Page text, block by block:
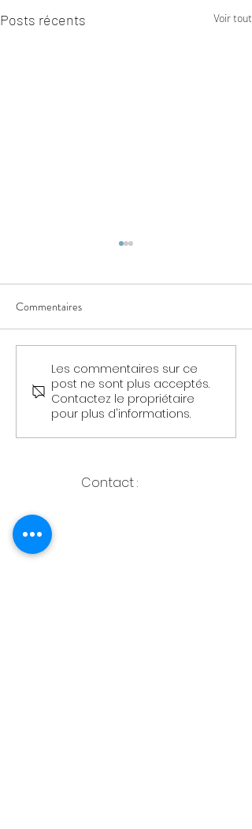
Posts récents Voir tout
Génération Millennials
(1990+)
Commentaires
Les commentaires sur ce
post ne sont plus acceptés.
Contactez le propriétaire
pour plus d'informations.
Contact :